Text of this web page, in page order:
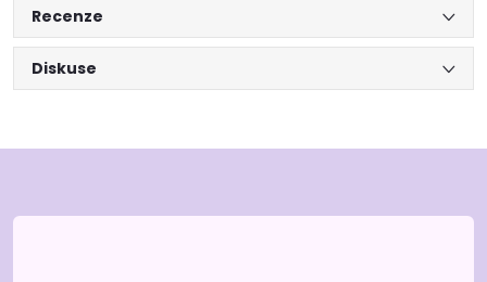
Recenze
Diskuse
á